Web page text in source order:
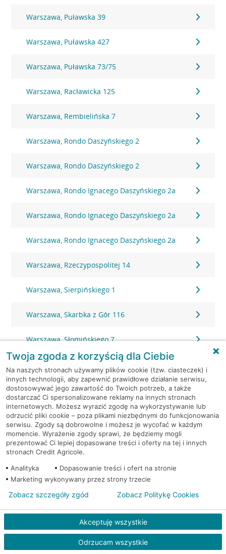
Warszawa, Puławska 39
Warszawa, Puławska 427
Warszawa, Puławska 73/75
Warszawa, Racławicka 125
Warszawa, Rembielińska 7
Warszawa, Rondo Daszyńskiego 2
Warszawa, Rondo Daszyńskiego 2
Warszawa, Rondo Ignacego Daszyńskiego 2a
Warszawa, Rondo Ignacego Daszyńskiego 2a
Warszawa, Rondo Ignacego Daszyńskiego 2a
Warszawa, Rzeczypospolitej 14
Warszawa, Sierpińskiego 1
Warszawa, Skarbka z Gór 116
Warszawa, Słomińskiego 7
Warszawa, Sokołowska 11
Warszawa, Solec 32/34
Warszawa, Solidarności 95
Warszawa, Stalowa 60/64
Warszawa, Stawki 6.
Warszawa, Światowida 17
Warszawa, Światowida 17
Twoja zgoda z korzyścią dla Ciebie
Na naszych stronach używamy plików cookie (tzw. ciasteczek) i
innych technologii, aby zapewnić prawidłowe działanie serwisu,
dostosowywać jego zawartość do Twoich potrzeb, a także
dostarczać Ci spersonalizowane reklamy na innych stronach
internetowych. Możesz wyrazić zgodę na wykorzystywanie lub
odrzucić pliki cookie – poza plikami niezbędnymi do funkcjonowania
serwisu. Zgody są dobrowolne i możesz je wycofać w każdym
momencie. Wyrażenie zgody sprawi, że będziemy mogli
prezentować Ci lepiej dopasowane treści i oferty na tej i innych
stronach Credit Agricole.
Analityka
Dopasowanie treści i ofert na stronie
Marketing wykonywany przez strony trzecie
Akceptuję wszystkie
Odrzucam wszystkie
Zobacz szczegóły zgód Zobacz Politykę Cookies